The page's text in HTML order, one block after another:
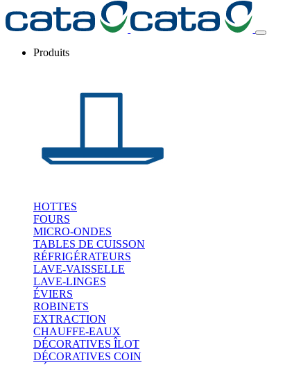
Produits
HOTTES
FOURS
MICRO-ONDES
TABLES DE CUISSON
RÉFRIGÉRATEURS
LAVE-VAISSELLE
LAVE-LINGES
ÉVIERS
ROBINETS
EXTRACTION
CHAUFFE-EAUX
DÉCORATIVES ÎLOT
DÉCORATIVES COIN